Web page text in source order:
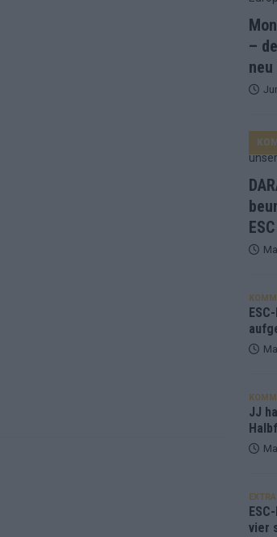
aufgestiegen – alle 25 Acts im Kurzcheck
70 Jahre ESC-Wertungsgeschichte!
den Sieg in Wien
Halbfinales war solide, aber kein Feuerwerk
– vier sicher, sechs zittern, einer chancenlos!
Park 2026 macht vieles neu
unser Kommentar zum ESC 2026
–
neu
JJ
EXTRA
vier